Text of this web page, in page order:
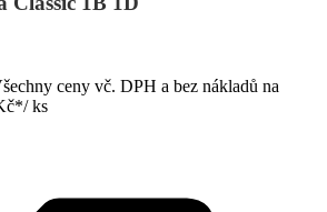
ceny vč. DPH a bez nákladů na
*/ ks